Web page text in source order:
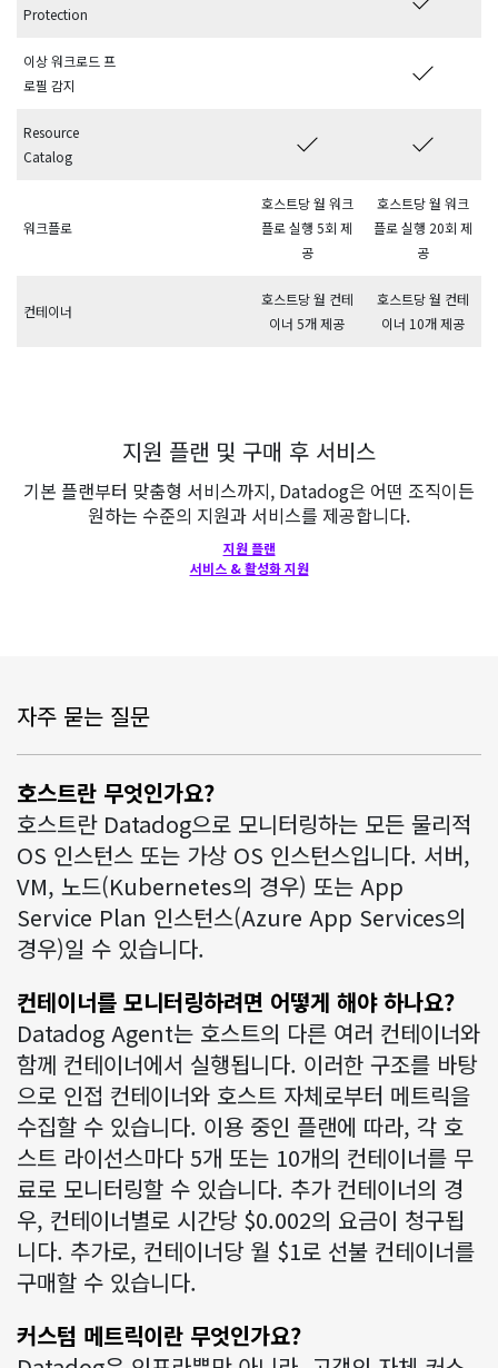
Protection
이상 워크로드 프
로필 감지
Resource
Catalog
워크플로
호스트당 월 워크
플로 실행 5회 제
공
호스트당 월 워크
플로 실행 20회 제
공
컨테이너
호스트당 월 컨테
이너 5개 제공
호스트당 월 컨테
이너 10개 제공
지원 플랜 및 구매 후 서비스
기본 플랜부터 맞춤형 서비스까지, Datadog은 어떤 조직이든
원하는 수준의 지원과 서비스를 제공합니다.
지원 플랜
서비스 & 활성화 지원
자주 묻는 질문
호스트란 무엇인가요?
호스트란 Datadog으로 모니터링하는 모든 물리적
OS 인스턴스 또는 가상 OS 인스턴스입니다. 서버,
VM, 노드(Kubernetes의 경우) 또는 App
Service Plan 인스턴스(Azure App Services의
경우)일 수 있습니다.
컨테이너를 모니터링하려면 어떻게 해야 하나요?
Datadog Agent는 호스트의 다른 여러 컨테이너와
함께 컨테이너에서 실행됩니다. 이러한 구조를 바탕
으로 인접 컨테이너와 호스트 자체로부터 메트릭을
수집할 수 있습니다. 이용 중인 플랜에 따라, 각 호
스트 라이선스마다 5개 또는 10개의 컨테이너를 무
료로 모니터링할 수 있습니다. 추가 컨테이너의 경
우, 컨테이너별로 시간당 $0.002의 요금이 청구됩
니다. 추가로, 컨테이너당 월 $1로 선불 컨테이너를
구매할 수 있습니다.
커스텀 메트릭이란 무엇인가요?